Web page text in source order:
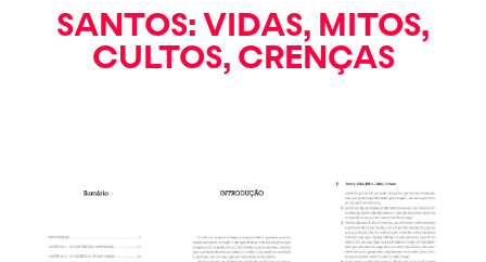
SANTOS: VIDAS, MITOS,
CULTOS, CRENÇAS